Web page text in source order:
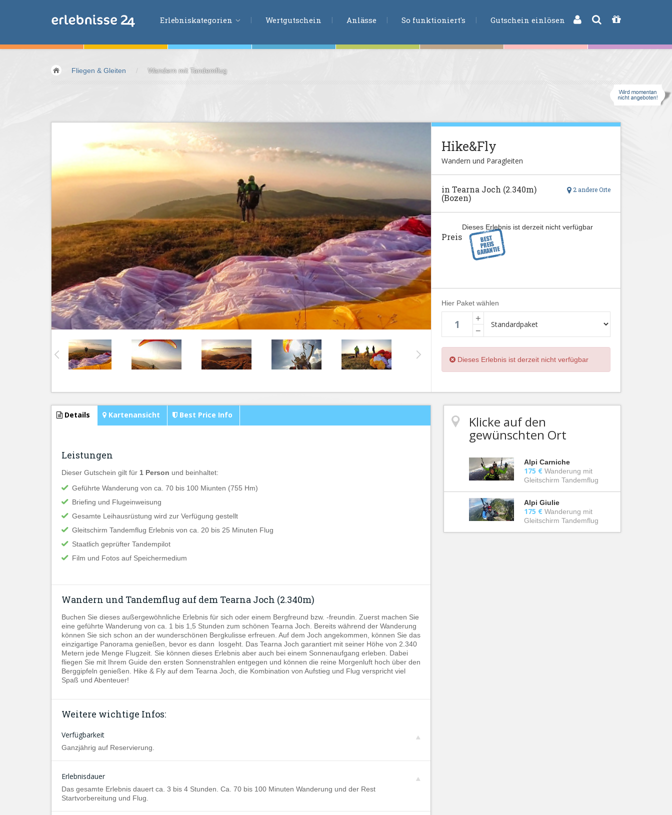
Erlebniskategorien
Fliegen &Gleiten
Sport &Fitness
Essen &Trinken
Wellness & Gesundheit
Wasser & Wind
Lifestyle &Phantasie
Kids &Family
Übernachtungen
Wertgutschein Anlässe So funktioniert's Gutschein einlösen
Fliegen & Gleiten / Wandern mit Tandemflug
Hike&Fly
Wandern und Paragleiten
2 andere Orte
in Tearna Joch (2.340m)
(Bozen)
Dieses Erlebnis ist derzeit nicht verfügbar
Preis
Hier Paket wählen
+
−
Dieses Erlebnis ist derzeit nicht verfügbar
Details Kartenansicht Best Price Info
Leistungen
Dieser Gutschein gilt für 1 Person und beinhaltet:
Geführte Wanderung von ca. 70 bis 100 Miunten (755 Hm)
Briefing und Flugeinweisung
Gesamte Leihausrüstung wird zur Verfügung gestellt
Gleitschirm Tandemflug Erlebnis von ca. 20 bis 25 Minuten Flug
Staatlich geprüfter Tandempilot
Film und Fotos auf Speichermedium
Wandern und Tandemflug auf dem Tearna Joch (2.340m)
Buchen Sie dieses außergewöhnliche Erlebnis für sich oder einem Bergfreund bzw. -freundin. Zuerst machen Sie
eine geführte Wanderung von ca. 1 bis 1,5 Stunden zum schönen Tearna Joch. Bereits während der Wanderung
können Sie sich schon an der wunderschönen Bergkulisse erfreuen. Auf dem Joch angekommen, können Sie das
einzigartige Panorama genießen, bevor es dann losgeht. Das Tearna Joch garantiert mit seiner Höhe von 2.340
Metern jede Menge Flugzeit. Sie können dieses Erlebnis aber auch bei einem Sonnenaufgang erleben. Dabei
fliegen Sie mit Ihrem Guide den ersten Sonnenstrahlen entgegen und können die reine Morgenluft hoch über den
Berggipfeln genießen. Hike & Fly auf dem Tearna Joch, die Kombination von Aufstieg und Flug verspricht viel
Spaß und Abenteuer!
Weitere wichtige Infos:
Verfügbarkeit
Ganzjährig auf Reservierung.
Erlebnisdauer
Das gesamte Erlebnis dauert ca. 3 bis 4 Stunden. Ca. 70 bis 100 Minuten Wanderung und der Rest
Startvorbereitung und Flug.
Klicke auf den
gewünschten Ort
Alpi Carniche
175 € Wanderung mit
Gleitschirm Tandemflug
Alpi Giulie
175 € Wanderung mit
Gleitschirm Tandemflug